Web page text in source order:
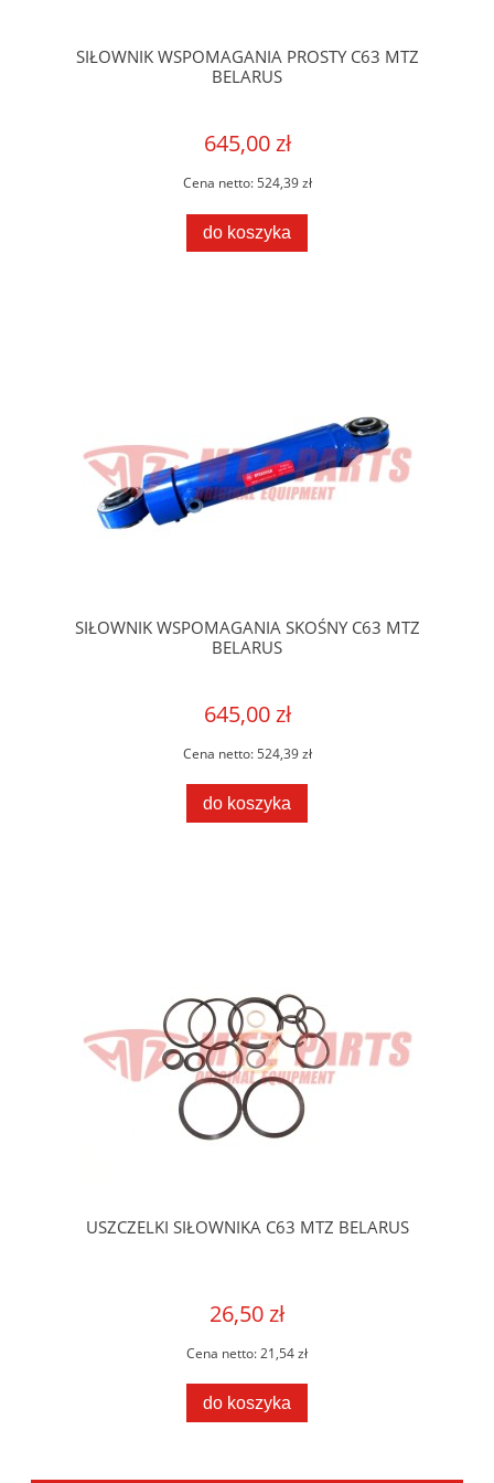
SIŁOWNIK WSPOMAGANIA PROSTY C63 MTZ
BELARUS
645,00 zł
Cena netto:524,39 zł
do koszyka
SIŁOWNIK WSPOMAGANIA SKOŚNY C63 MTZ
BELARUS
645,00 zł
Cena netto:524,39 zł
do koszyka
USZCZELKI SIŁOWNIKA C63 MTZ BELARUS
26,50 zł
Cena netto:21,54 zł
do koszyka